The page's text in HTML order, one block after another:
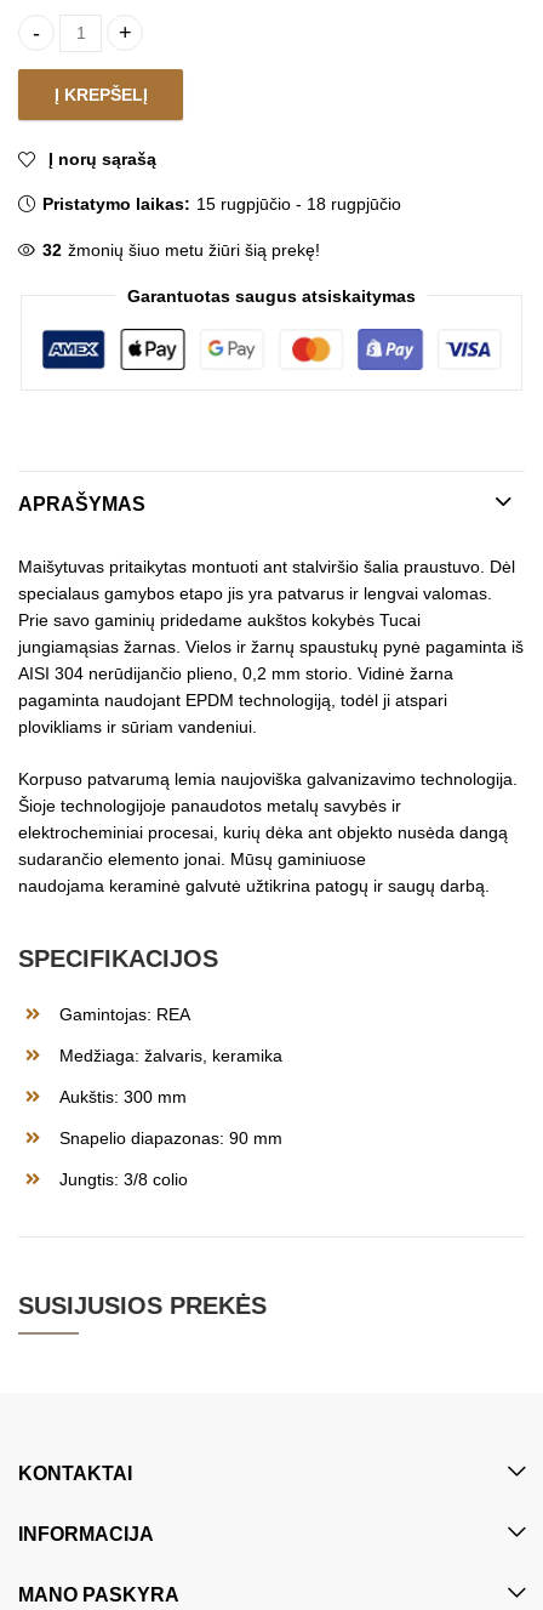
Maišytuvas BLOOM HIGH BLACK quantity
Į KREPŠELĮ
Į norų sąrašą
Pristatymo laikas: 15 rugpjūčio - 18 rugpjūčio
32 žmonių šiuo metu žiūri šią prekę!
Garantuotas saugus atsiskaitymas
APRAŠYMAS
Maišytuvas pritaikytas montuoti ant stalviršio šalia praustuvo. Dėl
specialaus gamybos etapo jis yra patvarus ir lengvai valomas.
Prie savo gaminių pridedame aukštos kokybės Tucai
jungiamąsias žarnas. Vielos ir žarnų spaustukų pynė pagaminta iš
AISI 304 nerūdijančio plieno, 0,2 mm storio. Vidinė žarna
pagaminta naudojant EPDM technologiją, todėl ji atspari
plovikliams ir sūriam vandeniui.
Korpuso patvarumą lemia naujoviška galvanizavimo technologija.
Šioje technologijoje panaudotos metalų savybės ir
elektrocheminiai procesai, kurių dėka ant objekto nusėda dangą
sudarančio elemento jonai. Mūsų gaminiuose
naudojama keraminė galvutė užtikrina patogų ir saugų darbą.
SPECIFIKACIJOS
Gamintojas: REA
Medžiaga: žalvaris, keramika
Aukštis: 300 mm
Snapelio diapazonas: 90 mm
Jungtis: 3/8 colio
SUSIJUSIOS PREKĖS
KONTAKTAI
INFORMACIJA
MANO PASKYRA